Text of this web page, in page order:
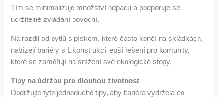
Tím se minimalizuje množství odpadu a podporuje se
udržitelné zvládání povodní.
Na rozdíl od pytlů s pískem, které často končí na skládkách,
nabízejí bariéry s L konstrukcí lepší řešení pro komunity,
které se zaměřují na snížení své ekologické stopy.
Tipy na údržbu pro dlouhou životnost
Dodržujte tyto jednoduché tipy, aby bariéra vydržela co